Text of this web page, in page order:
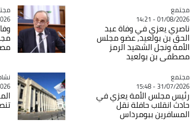
Catégorie
مجتمع
01/08/2026 - 14:21
ناصري يعزي في وفاة عبد
الحق بن بولعيد, عضو مجلس
الأمة ونجل الشهيد الرمز
مصطفى بن بولعيد
Catégorie
مجتمع
31/07/2026 - 15:48
رئيس مجلس الأمة يعزي في
حادث انقلاب حافلة نقل
المسافرين ببومرداس